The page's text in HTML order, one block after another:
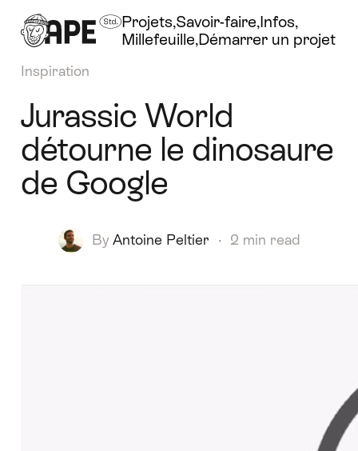
Projets Savoir-faire Infos
Millefeuille Démarrer un projet
Inspiration
Jurassic World
détourne le dinosaure
de Google
By Antoine Peltier · 2 min read